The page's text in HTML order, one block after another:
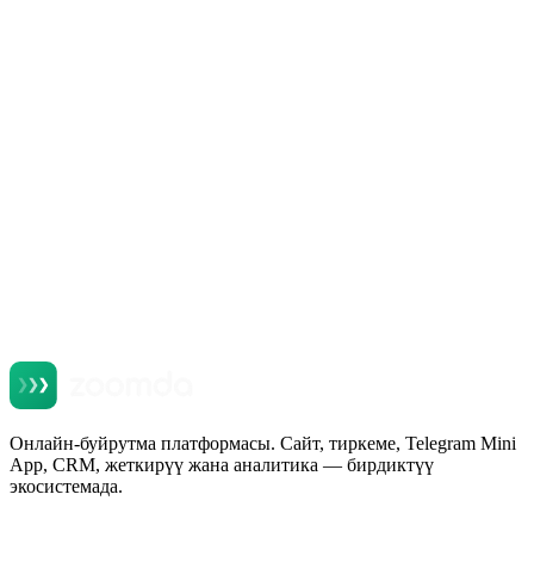
Онлайн-буйрутма платформасы. Сайт, тиркеме, Telegram Mini
App, CRM, жеткирүү жана аналитика — бирдиктүү
экосистемада.